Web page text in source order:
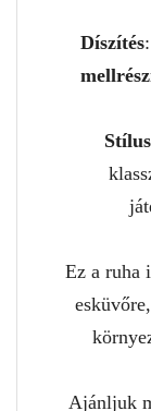
Díszítés
Stílus
Ez a ruha
Ajánljuk